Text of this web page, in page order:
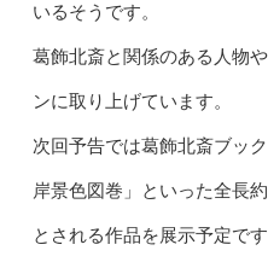
いるそうです。
葛飾北斎と関係のある人物
ンに取り上げています。
次回予告では葛飾北斎ブッ
岸景色図巻」といった全長
とされる作品を展示予定です